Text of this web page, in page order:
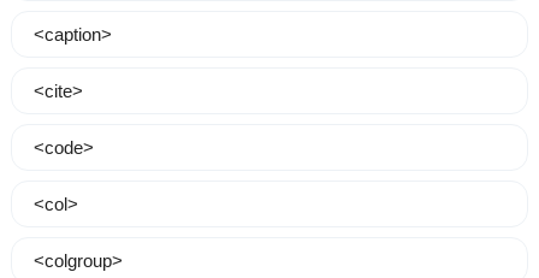
<caption>
<cite>
<code>
<col>
<colgroup>